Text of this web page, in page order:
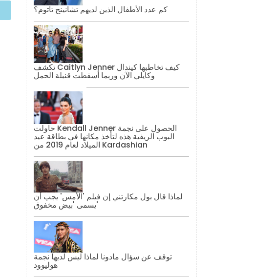
كم عدد الأطفال الذين لديهم تشانينج تاتوم؟
تكشف Caitlyn Jenner كيف تخاطبها كيندال
وكايلي الآن وربما أسقطت قنبلة الحمل
حاولت Kendall Jenner الحصول على نجمة
البوب ​​الريفية هذه لتأخذ مكانها في بطاقة عيد
الميلاد لعام 2019 من Kardashian
لماذا قال بول مكارتني إن فيلم 'الأمس' يجب أن
يسمى 'بيض مخفوق'
توقف عن سؤال مادونا لماذا ليس لديها نجمة
هوليوود